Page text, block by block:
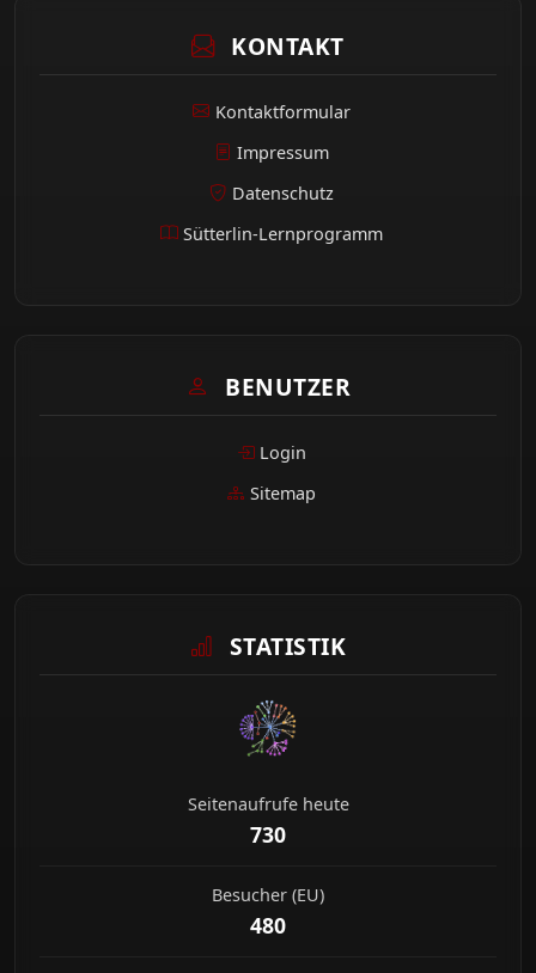
KONTAKT
Kontaktformular
Impressum
Datenschutz
Sütterlin-Lernprogramm
BENUTZER
Login
Sitemap
STATISTIK
Seitenaufrufe heute
730
Besucher (EU)
480